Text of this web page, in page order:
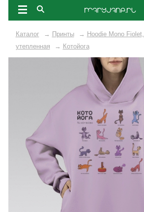
Каталог → Принты → Hoodie Mono
утепленная
→ Котойога